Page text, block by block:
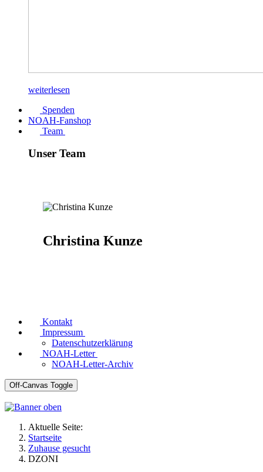
weiterlesen
Spenden
NOAH-Fanshop
Team
Unser Team
Christina Kunze
Kontakt
Impressum
Datenschutzerklärung
NOAH-Letter
NOAH-Letter-Archiv
Off-Canvas Toggle
Aktuelle Seite:
Startseite
Zuhause gesucht
DZONI